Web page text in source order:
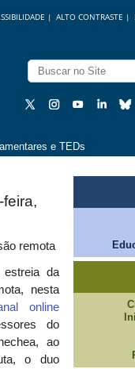
ALTO CONTRASTE |
|
e TEDs
remota
da
nesta
online
do
ao
o duo